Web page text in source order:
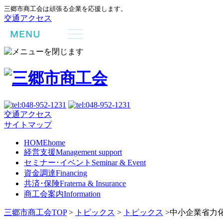
三郷市商工会は頑張る企業を応援します。
交通アクセス
交通アクセス
サイトマップ
HOMEhome
経営支援Management support
セミナー･イベント Seminar & Event
資金調達Financing
共済･保険Fraterna & Insurance
商工会案内Information
三郷市商工会TOP> トピックス > トピックス >中小企業省力